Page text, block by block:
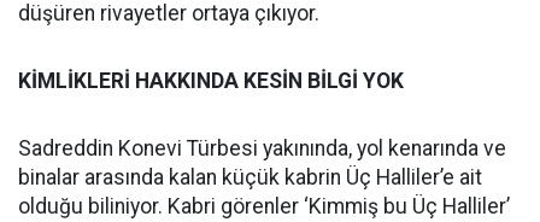
düşüren rivayetler ortaya çıkıyor.
KİMLİKLERİ HAKKINDA KESİN BİLGİ YOK
Sadreddin Konevi Türbesi yakınında, yol kenarında ve
binalar arasında kalan küçük kabrin Üç Halliler’e ait
olduğu biliniyor. Kabri görenler ‘Kimmiş bu Üç Halliler’